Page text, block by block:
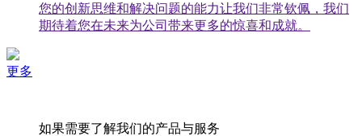
您的创新思维和解决问题的能力让我们非常钦佩，我们
期待着您在未来为公司带来更多的惊喜和成就。
更多
如果需要了解我们的产品与服务